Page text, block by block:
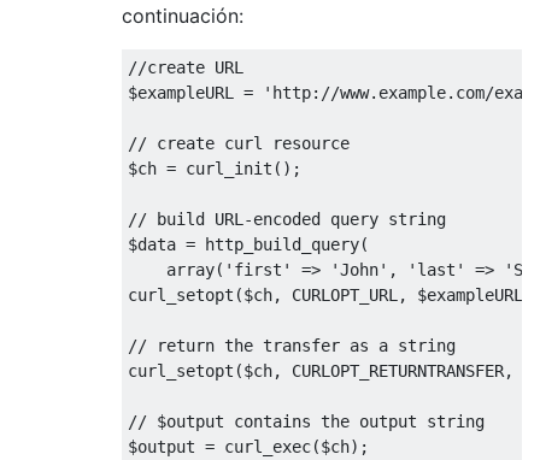
continuación:
//create URL
$exampleURL = 'http://www.example.com/
// create curl resource
$ch = curl_init ();
// build URL-encoded query string
$data = http_build_query(
    array
( 'first' => 'John' , 'last' =>
curl_setopt ($ch, CURLOPT_URL , $exampleURL
// return the transfer as a string
curl_setopt ($ch, CURLOPT_RETURNTRANSFER,
// $output contains the output string
$output = curl_exec($ch);